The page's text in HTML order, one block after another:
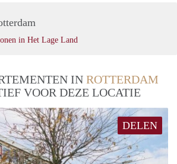
in Het Lage Land
IN ROTTERDAM
VOOR DEZE LOCATIE
DELEN